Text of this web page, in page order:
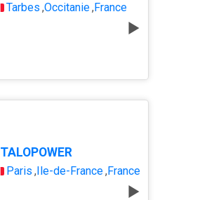
Tarbes ,Occitanie,France
ITALOPOWER
Paris , Île-de-France,France